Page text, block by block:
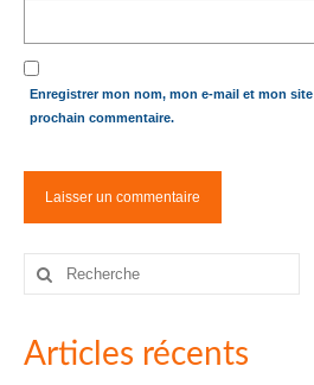
Enregistrer mon nom, mon e-mail et mon
prochain commentaire.
Rechercher
Articles récents